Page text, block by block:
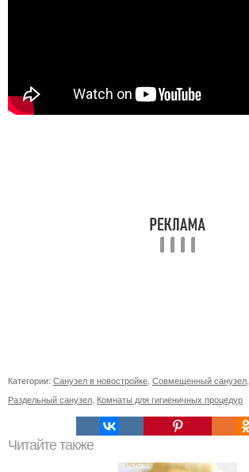
Категории: Санузел в новостройке, Совмещенный санузел,
Раздельный санузел, Комнаты для гигиеничных процедур
Читайте также